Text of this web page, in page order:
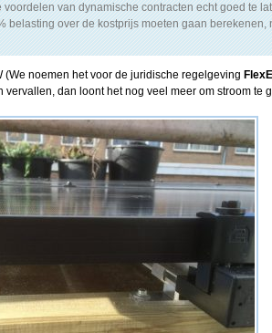
voordelen van dynamische contracten echt goed te
belasting over de kostprijs moeten gaan berekenen,
(We noemen het voor de juridische regelgeving
vervallen, dan loont het nog veel meer om stroom te